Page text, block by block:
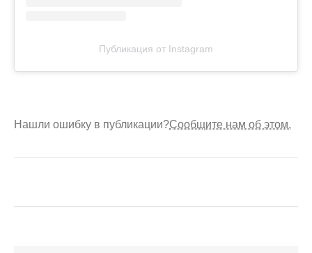
Публикация от Instagram
Нашли ошибку в публикации?Сообщите нам об этом.